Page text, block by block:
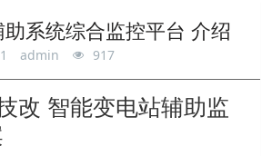
系统综合监控平台 介绍
admin 917
改 智能变电站辅助监